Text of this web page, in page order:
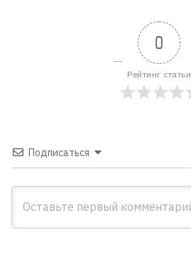
0
Рейтинг статьи
Подписаться